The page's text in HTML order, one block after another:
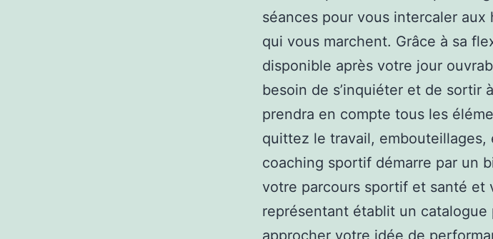
séances pour vous intercaler
qui vous marchent. Grâce à sa
disponible après votre jour
besoin de s’inquiéter et de sortir
prendra en compte tous les
quittez le travail, embouteillages,
coaching sportif démarre par un
votre parcours sportif et santé et
représentant établit un
approcher votre idée de